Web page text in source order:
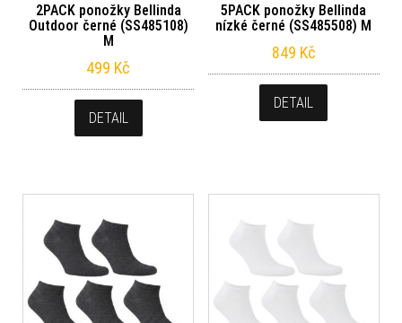
2PACK ponožky Bellinda
Outdoor černé (SS485108)
M
499 Kč
DETAIL
5PACK ponožky Bellinda
nízké černé (SS485508) M
849 Kč
DETAIL